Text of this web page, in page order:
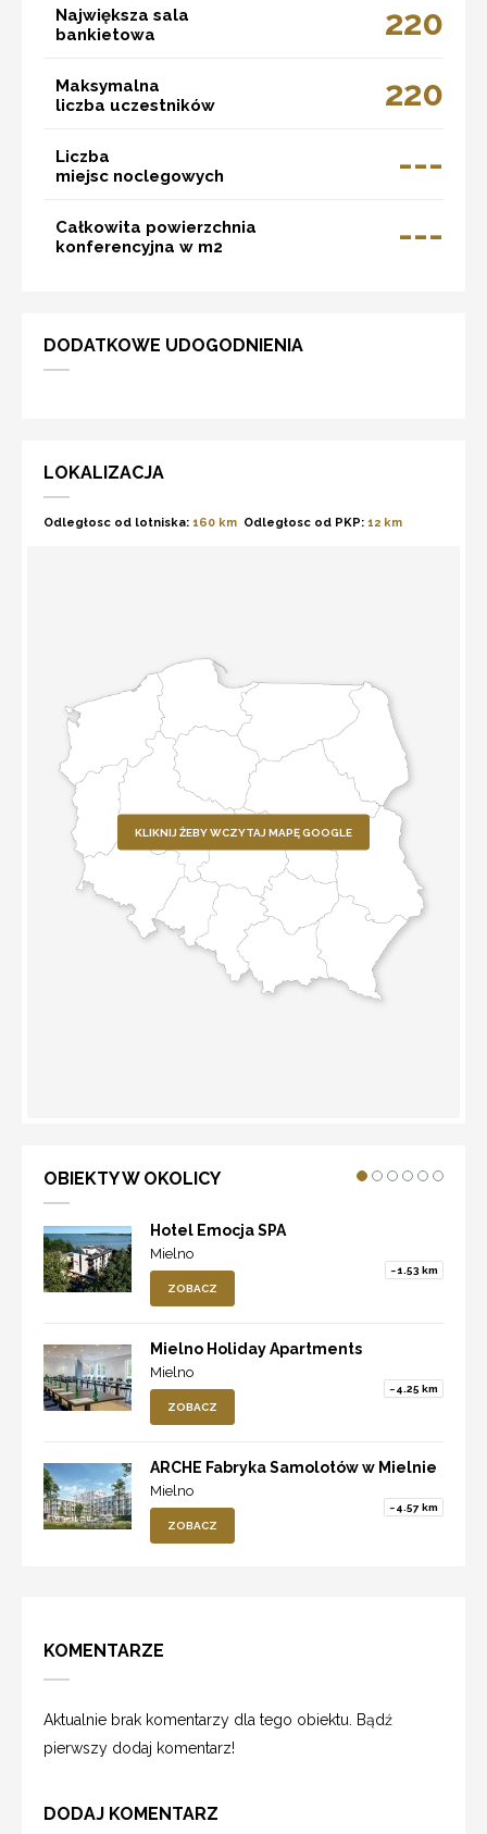
Największa sala
bankietowa
220
Maksymalna
liczba uczestników
220
Liczba
miejsc noclegowych
---
Całkowita powierzchnia
konferencyjna w m2
---
DODATKOWE UDOGODNIENIA
LOKALIZACJA
Odległosc od lotniska: 160 km Odległosc od PKP: 12 km
KLIKNIJ ŻEBY WCZYTAJ MAPĘ GOOGLE
OBIEKTY W OKOLICY
Hotel Emocja SPA
Mielno
~1.53 km
ZOBACZ
Mielno Holiday Apartments
Mielno
~4.25 km
ZOBACZ
ARCHE Fabryka Samolotów w Mielnie
Mielno
~4.57 km
ZOBACZ
KOMENTARZE
Aktualnie brak komentarzy dla tego obiektu. Bądź
pierwszy dodaj komentarz!
DODAJ KOMENTARZ